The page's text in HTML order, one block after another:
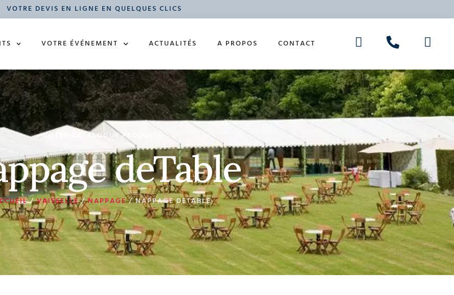
VOTRE DEVIS EN LIGNE EN QUELQUES CLICS
VOTRE ÉVÉNEMENT ACTUALITÉS A PROPOS CONTACT
NOTRE CATALOGUE PRODUITS
deTable
/VAISSELLE/NAPPAGE/ NAPPAGE DETABLE